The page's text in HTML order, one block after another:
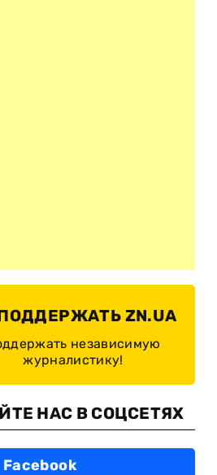
ZN.UA
независимую
журналистику!
НАС В СОЦСЕТЯХ
Facebook